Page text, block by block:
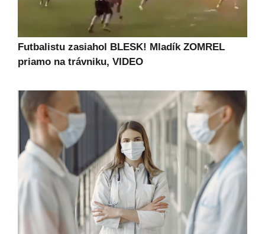
Futbalistu zasiahol BLESK! Mladík ZOMREL
priamo na trávniku, VIDEO